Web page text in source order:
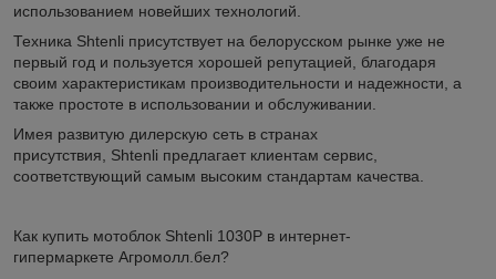
использованием новейших технологий.
Техника Shtenli присутствует на белорусском рынке уже не
первый год и пользуется хорошей репутацией, благодаря
своим характеристикам производительности и надежности, а
также простоте в использовании и обслуживании.
Имея развитую дилерскую сеть в странах
присутствия, Shtenli предлагает клиентам сервис,
соответствующий самым высоким стандартам качества.
Как купить мотоблок Shtenli 1030Р в интернет-
гипермаркете Агромолл.бел?